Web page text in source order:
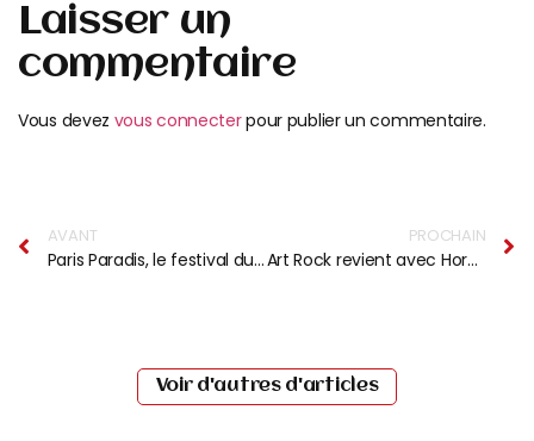
Laisser un
commentaire
Vous devez vous connecterpour publier un commentaire.
AVANT
Paris Paradis, le festival du Parisien, revient pour sa 4ème édition
PROCHAIN
Art Rock revient avec Hors Saison #3
Voir d'autres d'articles